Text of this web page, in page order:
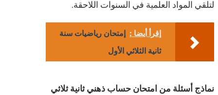
لتلقي المواد العلمية في السنوات اللاحقة.
إقرأ أيضا : إمتحان رياضيات سنة
ثانية الثلاثي الأول
نماذج أسئلة من امتحان حساب ذهني ثانية ثلاثي